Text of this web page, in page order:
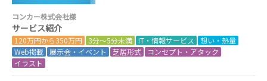
コンカー株式会社様
サービス紹介
120万円から350万円 3分～5分未満 IT・情報サービス
想い・熱量
Web掲載
展示会・イベント 芝居形式
コンセプト・アタック
イラスト